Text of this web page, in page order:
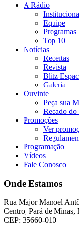
A Rádio
Equipe
Programas
Top 10
Notícias
Receitas
Revista
Blitz
Galeria
Ouvinte
Peça sua
Recado
Promoções
Ver
Programação
Vídeos
Fale Conosco
Onde Estamos
Rua Major Manoel
Centro, Pará de Minas,
CEP: 35660-010